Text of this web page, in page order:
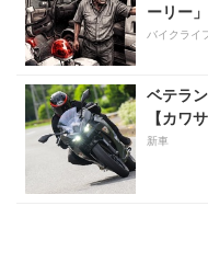
ーリー」
バイクライ
ベテラ
【カワ
新車